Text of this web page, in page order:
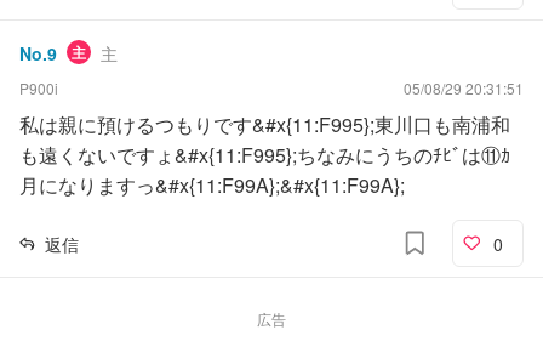
No.9 主 主
P900i 05/08/29 20:31:51
私は親に預けるつもりです&#x{11:F995};東川口も南浦和
も遠くないですょ&#x{11:F995};ちなみにうちのﾁﾋﾞは⑪ｶ
月になりますっ&#x{11:F99A};&#x{11:F99A};
返信 0
広告